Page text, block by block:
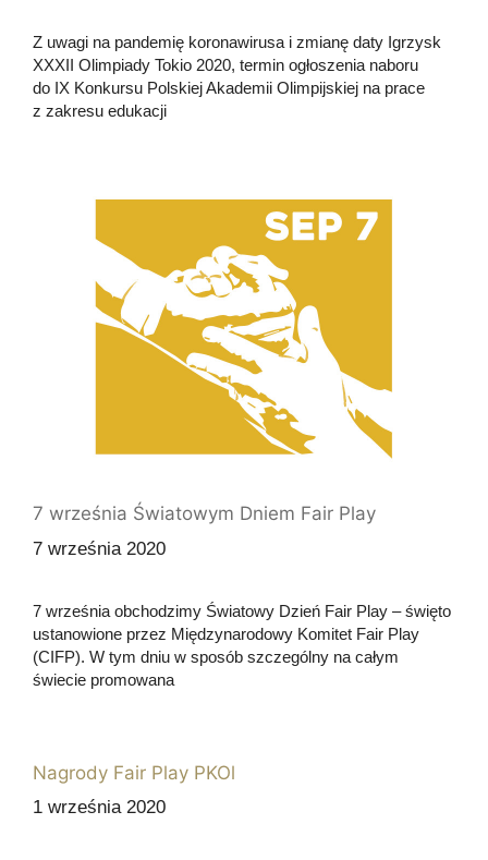
Z uwagi na pandemię koronawirusa i zmianę daty Igrzysk
XXXII Olimpiady Tokio 2020, termin ogłoszenia naboru
do IX Konkursu Polskiej Akademii Olimpijskiej na prace
z zakresu edukacji
7 września Światowym Dniem Fair Play
7 września 2020
7 września obchodzimy Światowy Dzień Fair Play – święto
ustanowione przez Międzynarodowy Komitet Fair Play
(CIFP). W tym dniu w sposób szczególny na całym
świecie promowana
Nagrody Fair Play PKOl
1 września 2020